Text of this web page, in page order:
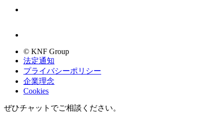
© KNF Group
法定通知
プライバシーポリシー
企業理念
Cookies
ぜひチャットでご相談ください。